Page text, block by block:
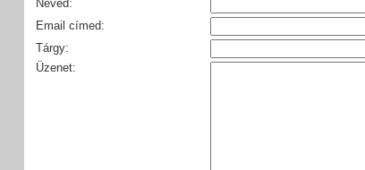
Neved:
Email címed:
Tárgy:
Üzenet: